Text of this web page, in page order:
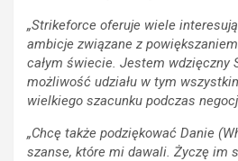
„Strikeforce oferuje wiele
ambicje związane z
całym świecie. Jestem wdzięczny
możliwość udziału w tym
wielkiego szacunku podczas
„Chcę także podziękować Danie
szanse, które mi dawali. Życzę im